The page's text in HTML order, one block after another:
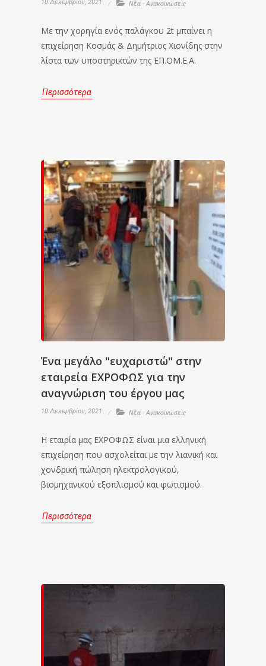
10 Δεκεμβρίου, 2021 Νέα - Ανακοινώσεις
Με την χορηγία ενός παλάγκου 2t μπαίνει η
επιχείρηση Κοσμάς & Δημήτριος Χιονίδης στην
λίστα των υποστηρικτών της ΕΠ.ΟΜ.Ε.Α.
Περισσότερα
Ένα μεγάλο "ευχαριστώ" στην
εταιρεία ΕΧΡΟΦΩΣ για την
αναγνώριση του έργου μας
10 Δεκεμβρίου, 2021 Νέα - Ανακοινώσεις
Η εταιρία μας ΕΧΡΟΦΩΣ είναι μια ελληνική
επιχείρηση που ασχολείται με την λιανική και
χονδρική πώληση ηλεκτρολογικού,
βιομηχανικού εξοπλισμού και φωτισμού.
Περισσότερα